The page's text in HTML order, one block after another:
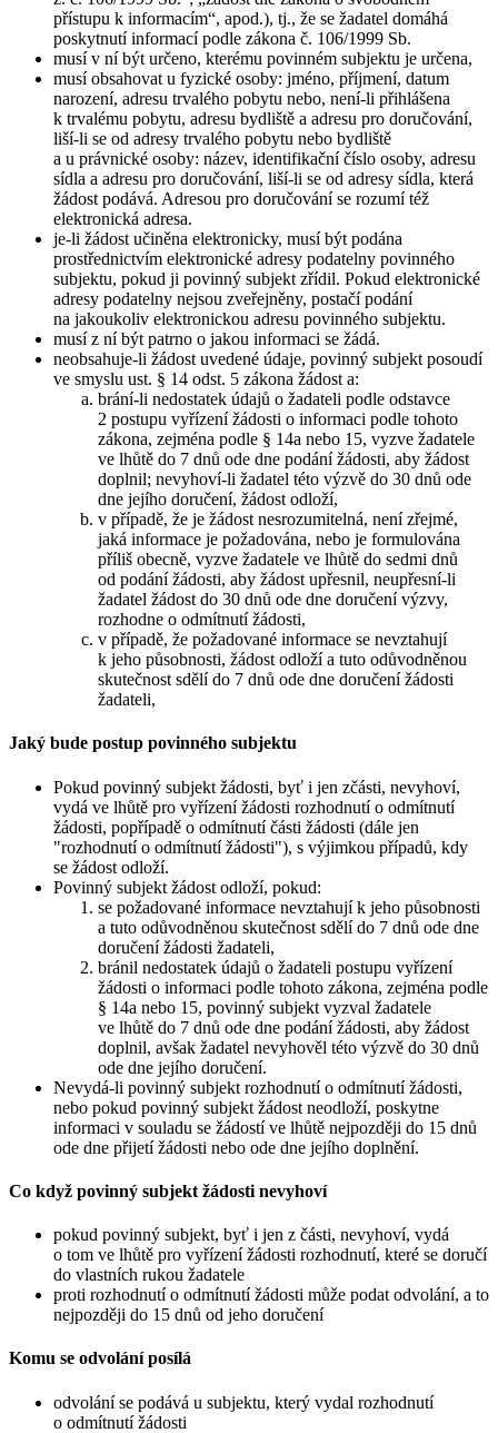
přístupu k informacím“, apod.), tj., že se žadatel domáhá
poskytnutí informací podle zákona č. 106/1999 Sb.
musí v ní být určeno, kterému povinném subjektu je určena,
musí obsahovat u fyzické osoby: jméno, příjmení, datum
narození, adresu trvalého pobytu nebo, není-li přihlášena
k trvalému pobytu, adresu bydliště a adresu pro doručování,
liší-li se od adresy trvalého pobytu nebo bydliště
a u právnické osoby: název, identifikační číslo osoby, adresu
sídla a adresu pro doručování, liší-li se od adresy sídla, která
žádost podává. Adresou pro doručování se rozumí též
elektronická adresa.
je-li žádost učiněna elektronicky, musí být podána
prostřednictvím elektronické adresy podatelny povinného
subjektu, pokud ji povinný subjekt zřídil. Pokud elektronické
adresy podatelny nejsou zveřejněny, postačí podání
na jakoukoliv elektronickou adresu povinného subjektu.
musí z ní být patrno o jakou informaci se žádá.
neobsahuje-li žádost uvedené údaje, povinný subjekt posoudí
ve smyslu ust. § 14 odst. 5 zákona žádost a:
brání-li nedostatek údajů o žadateli podle odstavce
2 postupu vyřízení žádosti o informaci podle tohoto
zákona, zejména podle § 14a nebo 15, vyzve žadatele
ve lhůtě do 7 dnů ode dne podání žádosti, aby žádost
doplnil; nevyhoví-li žadatel této výzvě do 30 dnů ode
dne jejího doručení, žádost odloží,
v případě, že je žádost nesrozumitelná, není zřejmé,
jaká informace je požadována, nebo je formulována
příliš obecně, vyzve žadatele ve lhůtě do sedmi dnů
od podání žádosti, aby žádost upřesnil, neupřesní-li
žadatel žádost do 30 dnů ode dne doručení výzvy,
rozhodne o odmítnutí žádosti,
v případě, že požadované informace se nevztahují
k jeho působnosti, žádost odloží a tuto odůvodněnou
skutečnost sdělí do 7 dnů ode dne doručení žádosti
žadateli,
Jaký bude postup povinného subjektu
Pokud povinný subjekt žádosti, byť i jen zčásti, nevyhoví,
vydá ve lhůtě pro vyřízení žádosti rozhodnutí o odmítnutí
žádosti, popřípadě o odmítnutí části žádosti (dále jen
"rozhodnutí o odmítnutí žádosti"), s výjimkou případů, kdy
se žádost odloží.
Povinný subjekt žádost odloží, pokud:
se požadované informace nevztahují k jeho působnosti
a tuto odůvodněnou skutečnost sdělí do 7 dnů ode dne
doručení žádosti žadateli,
bránil nedostatek údajů o žadateli postupu vyřízení
žádosti o informaci podle tohoto zákona, zejména podle
§ 14a nebo 15, povinný subjekt vyzval žadatele
ve lhůtě do 7 dnů ode dne podání žádosti, aby žádost
doplnil, avšak žadatel nevyhověl této výzvě do 30 dnů
ode dne jejího doručení.
Nevydá-li povinný subjekt rozhodnutí o odmítnutí žádosti,
nebo pokud povinný subjekt žádost neodloží, poskytne
informaci v souladu se žádostí ve lhůtě nejpozději do 15 dnů
ode dne přijetí žádosti nebo ode dne jejího doplnění.
Co když povinný subjekt žádosti nevyhoví
pokud povinný subjekt, byť i jen z části, nevyhoví, vydá
o tom ve lhůtě pro vyřízení žádosti rozhodnutí, které se doručí
do vlastních rukou žadatele
proti rozhodnutí o odmítnutí žádosti může podat odvolání, a to
nejpozději do 15 dnů od jeho doručení
Komu se odvolání posílá
odvolání se podává u subjektu, který vydal rozhodnutí
o odmítnutí žádosti